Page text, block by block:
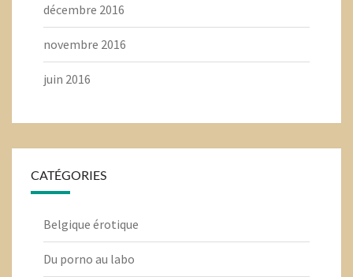
décembre 2016
novembre 2016
juin 2016
CATÉGORIES
Belgique érotique
Du porno au labo